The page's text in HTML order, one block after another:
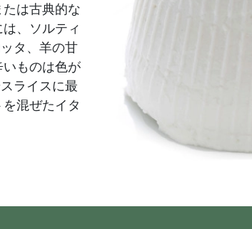
は古典的な
、ソルティ
タ、羊の甘
ものは色が
ライスに最
混ぜたイタ